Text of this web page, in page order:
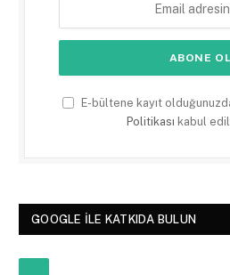
E-bültene kayıt
Politikası kabul
GOOGLE ILE KATKIDA BULUN